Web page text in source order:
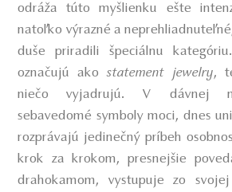
odráža túto myšlienku ešte
natoľko výrazné a
duše priradili špeciálnu
označujú ako
statement jewelry,
niečo vyjadrujú. V dávnej
sebavedomé symboly moci, dnes
rozprávajú jedinečný príbeh
krok za krokom, presnejšie
drahokamom, vystupuje zo